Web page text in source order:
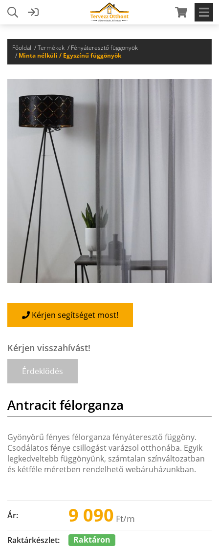
Főoldal Termékek
Fényáteresztő függönyök
Minta nélküli / Egyszínű függönyök
Kérjen segítséget most!
Kérjen visszahívást!
Érdeklődés
Antracit félorganza
Gyönyörű fényes félorganza fényáteresztő függöny.
Csodálatos fénye csillogást varázsol otthonába. Egyik
legkedveltebb függönyünk, számtalan színváltozatban
és kétféle méretben rendelhető webáruházunkban.
Ár: 9 090 Ft/m
Raktárkészlet: Raktáron